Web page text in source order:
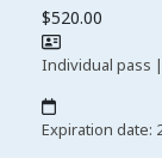
$520.00
Individual pass |
Expiration date: